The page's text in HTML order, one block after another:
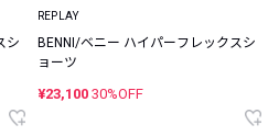
シ
REPLAY
BENNI/ベニー ハイパーフレックスシ
ョーツ
¥23,100 30%OFF